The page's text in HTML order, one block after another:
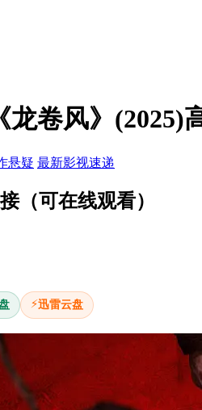
卷风》(2025)
悬疑 最新影视速递
（可在线观看）
⚡迅雷云盘